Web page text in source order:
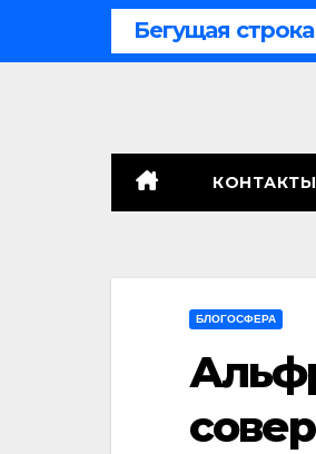
Бегущая строка
средства могли бы
КОНТАКТЫ
БЛОГОСФЕРА